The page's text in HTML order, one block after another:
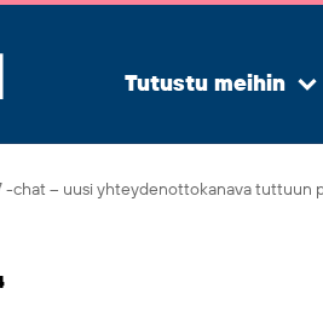
Tutustu meihin
-chat – uusi yhteydenottokanava tuttuun